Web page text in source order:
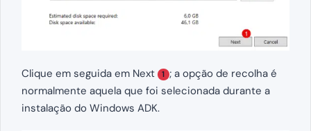
Clique em seguida em Next 1 ; a opção de recolha é
normalmente aquela que foi selecionada durante a
instalação do Windows ADK.